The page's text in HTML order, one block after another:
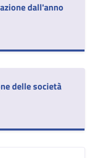
dall'anno
delle società